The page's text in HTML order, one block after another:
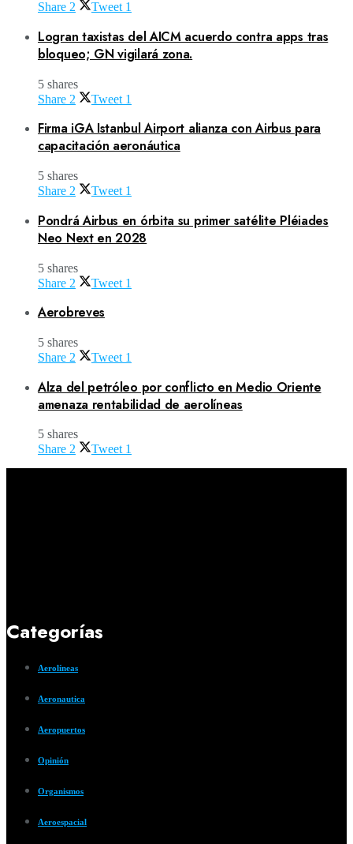
Share 2 Tweet 1
Logran taxistas del AICM acuerdo contra apps tras
bloqueo; GN vigilará zona.
5 shares
Share 2 Tweet 1
Firma iGA Istanbul Airport alianza con Airbus para
capacitación aeronáutica
5 shares
Share 2 Tweet 1
Pondrá Airbus en órbita su primer satélite Pléiades
Neo Next en 2028
5 shares
Share 2 Tweet 1
Aerobreves
5 shares
Share 2 Tweet 1
Alza del petróleo por conflicto en Medio Oriente
amenaza rentabilidad de aerolíneas
5 shares
Share 2 Tweet 1
Categorías
Aerolíneas
Aeronautica
Aeropuertos
Opinión
Organismos
Aeroespacial